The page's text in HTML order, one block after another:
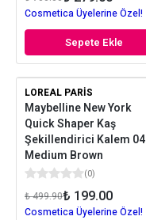
Cosmetica Üyelerine Özel!
Sepete Ekle
LOREAL PARIS
Maybelline New York
Quick Shaper Kaş
Şekillendirici Kalem 04
Medium Brown
(0)
₺ 499.90₺ 199.00
Cosmetica Üyelerine Özel!